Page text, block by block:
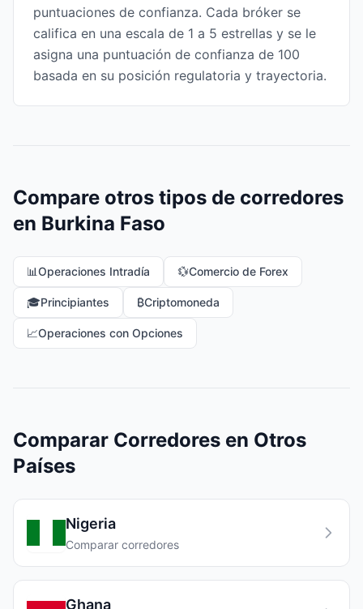
puntuaciones de confianza. Cada bróker se
califica en una escala de 1 a 5 estrellas y se le
asigna una puntuación de confianza de 100
basada en su posición regulatoria y trayectoria.
Compare otros tipos de corredores
en Burkina Faso
📊Operaciones Intradía 💱Comercio de Forex
🎓Principiantes ₿Criptomoneda
📈Operaciones con Opciones
Comparar Corredores en Otros
Países
Nigeria
Comparar corredores
Ghana